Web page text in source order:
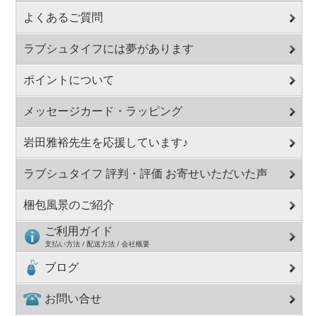
よくあるご質問
ラブシュタイフには夢があります
ポイントについて
メッセージカード・ラッピング
岩田雅裕先生を応援しています♪
ラブシュタイフ 評判・評価 お寄せいただいた声
梱包風景のご紹介
ご利用ガイド
支払い方法 / 配送方法 / 会社概要
ブログ
お問い合せ